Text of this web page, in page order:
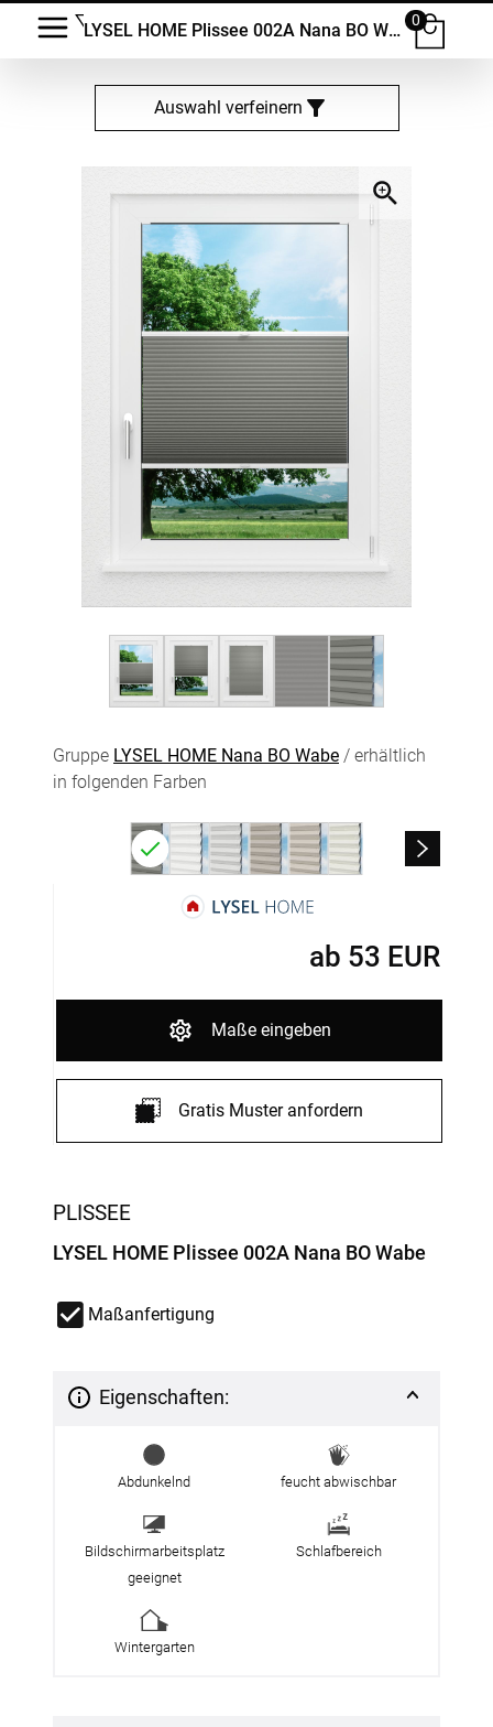
LYSEL HOME Plissee 002A Nana BO Wabe
0
Auswahl verfeinern
Gruppe LYSEL HOME Nana BO Wabe / erhältlich
in folgenden Farben
PLISSEE
LYSEL HOME Plissee 002A Nana BO Wabe
Maßanfertigung
Eigenschaften:
Abdunkelnd feucht abwischbar
Bildschirmarbeitsplatz
geeignet
Schlafbereich
Wintergarten
ab 53 EUR
Maße eingeben
Gratis Muster anfordern